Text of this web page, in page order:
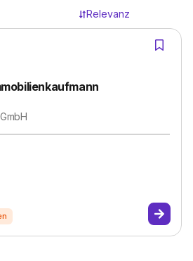
Relevanz